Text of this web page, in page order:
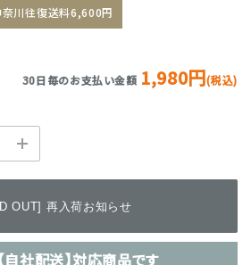
奈川往復送料6,600円
30日毎のお支払い金額 1,980円(税込)
OUT] 再入荷お知らせ
自社配送】対応商品です